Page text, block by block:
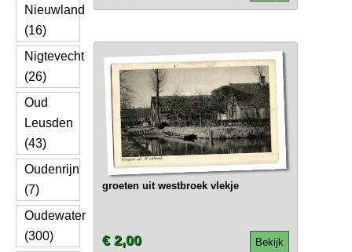
Nieuwland
(16)
Nigtevecht
(26)
Oud
Leusden
(43)
Oudenrijn
(7)
Oudewater
(300)
groeten uit westbroek vlekje
Bekijk
€ 2,00